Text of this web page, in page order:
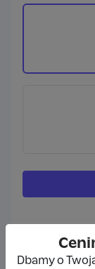
Dbamy o